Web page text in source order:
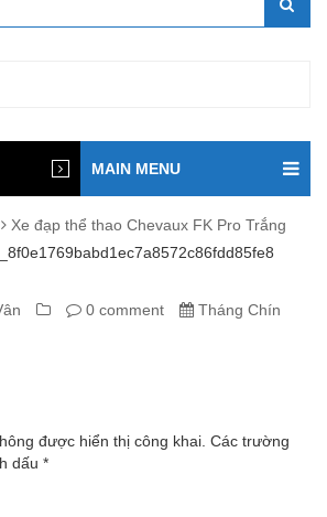
MAIN MENU
Xe đạp thể thao Chevaux FK Pro Trắng
0 comment
Tháng Chín
được hiển thị công khai. Các trường
dấu *